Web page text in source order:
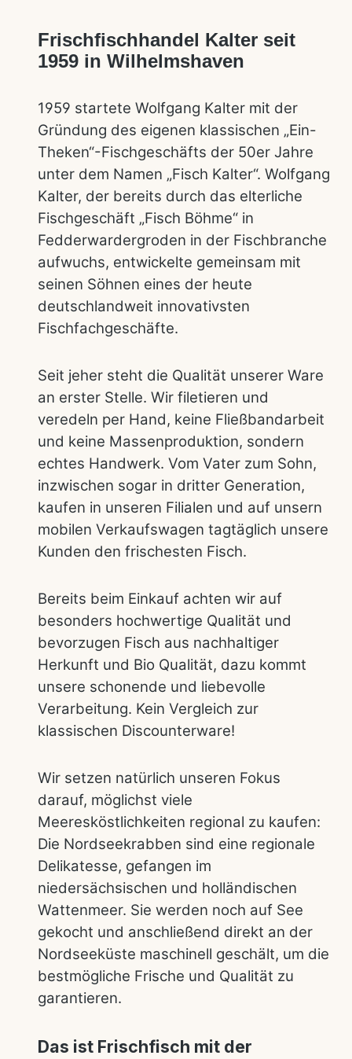
Frischfischhandel Kalter seit
1959 in Wilhelmshaven
1959 startete Wolfgang Kalter mit der
Gründung des eigenen klassischen „Ein-
Theken“-Fischgeschäfts der 50er Jahre
unter dem Namen „Fisch Kalter“. Wolfgang
Kalter, der bereits durch das elterliche
Fischgeschäft „Fisch Böhme“ in
Fedderwardergroden in der Fischbranche
aufwuchs, entwickelte gemeinsam mit
seinen Söhnen eines der heute
deutschlandweit innovativsten
Fischfachgeschäfte.
Seit jeher steht die Qualität unserer Ware
an erster Stelle. Wir filetieren und
veredeln per Hand, keine Fließbandarbeit
und keine Massenproduktion, sondern
echtes Handwerk. Vom Vater zum Sohn,
inzwischen sogar in dritter Generation,
kaufen in unseren Filialen und auf unsern
mobilen Verkaufswagen tagtäglich unsere
Kunden den frischesten Fisch.
Bereits beim Einkauf achten wir auf
besonders hochwertige Qualität und
bevorzugen Fisch aus nachhaltiger
Herkunft und Bio Qualität, dazu kommt
unsere schonende und liebevolle
Verarbeitung. Kein Vergleich zur
klassischen Discounterware!
Wir setzen natürlich unseren Fokus
darauf, möglichst viele
Meeresköstlichkeiten regional zu kaufen:
Die Nordseekrabben sind eine regionale
Delikatesse, gefangen im
niedersächsischen und holländischen
Wattenmeer. Sie werden noch auf See
gekocht und anschließend direkt an der
Nordseeküste maschinell geschält, um die
bestmögliche Frische und Qualität zu
garantieren.
Das ist Frischfisch mit der